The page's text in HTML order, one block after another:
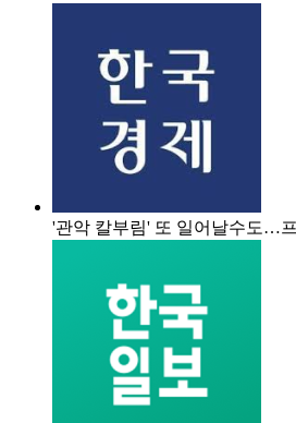
'관악 칼부림' 또 일어날수도…